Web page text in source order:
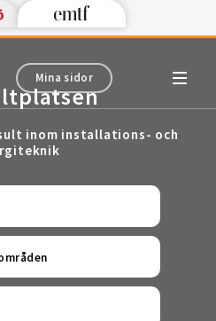
Mina sidor
inom installations- och